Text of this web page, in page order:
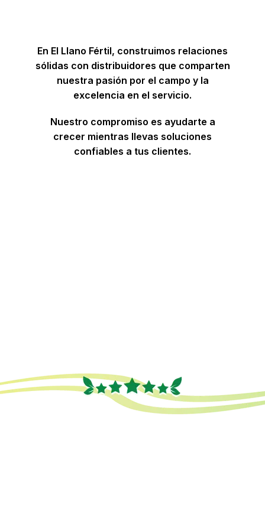
En El Llano Fértil, construimos relaciones
sólidas con distribuidores que comparten
nuestra pasión por el campo y la
excelencia en el servicio.
Nuestro compromiso es ayudarte a
crecer mientras llevas soluciones
confiables a tus clientes.